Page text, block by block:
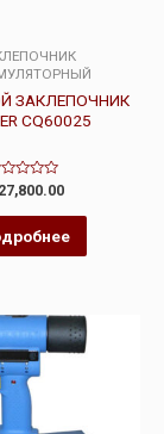
ЗАКЛЕПОЧНИК
CQ60025